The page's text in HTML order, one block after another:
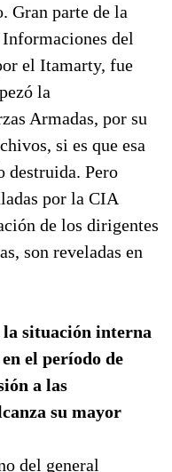
Gran parte de la
del
el Itamarty, fue
la
Armadas, por su
si es que esa
destruida. Pero
por la CIA
de los dirigentes
son reveladas en
la situación interna
el período de
a las
su mayor
del general